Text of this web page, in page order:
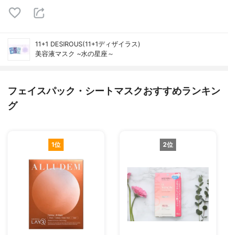
11+1 DESIROUS(11+1ディザイラス)
美容液マスク ~水の星座～
フェイスパック・シートマスクおすすめランキン
グ
1位 2位